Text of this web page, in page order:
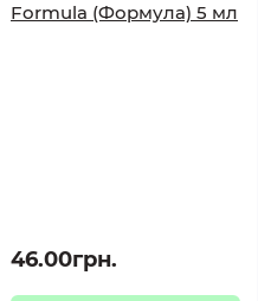
Formula (Формула) 5 мл
46.00грн.